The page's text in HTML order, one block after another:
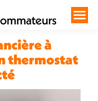
à
thermostat
êtes ici :